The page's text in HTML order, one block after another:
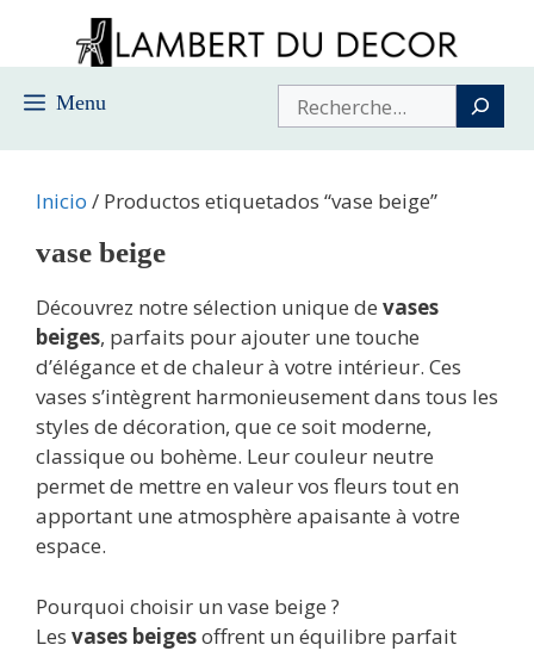
contenido
Menu Buscar
Inicio / Productos etiquetados “vase beige”
vase beige
Découvrez notre sélection unique de vases
beiges, parfaits pour ajouter une touche
d’élégance et de chaleur à votre intérieur. Ces
vases s’intègrent harmonieusement dans tous les
styles de décoration, que ce soit moderne,
classique ou bohème. Leur couleur neutre
permet de mettre en valeur vos fleurs tout en
apportant une atmosphère apaisante à votre
espace.
Pourquoi choisir un vase beige ?
Les vases beigesoffrent un équilibre parfait